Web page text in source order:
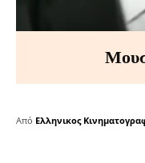
Από Ελληνικος